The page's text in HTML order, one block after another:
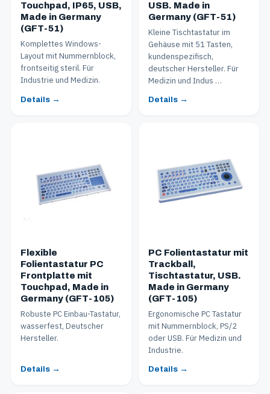
Touchpad, IP65, USB,
Made in Germany
(GFT-51)
Komplettes Windows-
Layout mit Nummernblock,
frontseitig steril. Für
Industrie und Medizin.
Details →
USB. Made in
Germany (GFT-51)
Kleine Tischtastatur im
Gehäuse mit 51 Tasten,
kundenspezifisch,
deutscher Hersteller. Für
Medizin und Indus …
Details →
Flexible
Folientastatur PC
Frontplatte mit
Touchpad, Made in
Germany (GFT-105)
Robuste PC Einbau-Tastatur,
wasserfest, Deutscher
Hersteller.
Details →
PC Folientastatur mit
Trackball,
Tischtastatur, USB.
Made in Germany
(GFT-105)
Ergonomische PC Tastatur
mit Nummernblock, PS/2
oder USB. Für Medizin und
Industrie.
Details →